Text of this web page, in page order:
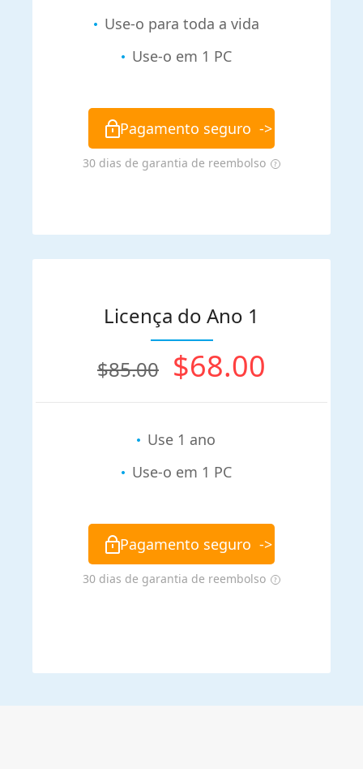
Licença do Ano 1
$85.00 $68.00
Use 1 ano
Use-o em 1 PC
Pagamento seguro ->
30 dias de garantia de reembolso
Use-o para toda a vida
Use-o em 1 PC
Pagamento seguro ->
30 dias de garantia de reembolso